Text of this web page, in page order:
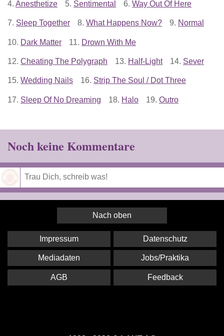
4. Anesthetize 5. Sentimental 6. Way Out Of Here
7. Sleep Together 8. What Happens Now? 9. Normal
10. Dark Matter 11. Drown With Me
12. Cheating The Polygraph 13. Half-Light 14. Sever
15. Wedding Nails 16. Strip The Soul / Dot Three
17. Sleep Of No Dreaming 18. Halo 19. Outro
Noch keine Kommentare
Nach oben
Impressum Datenschutz
Mediadaten Jobs/Praktika
AGB Feedback